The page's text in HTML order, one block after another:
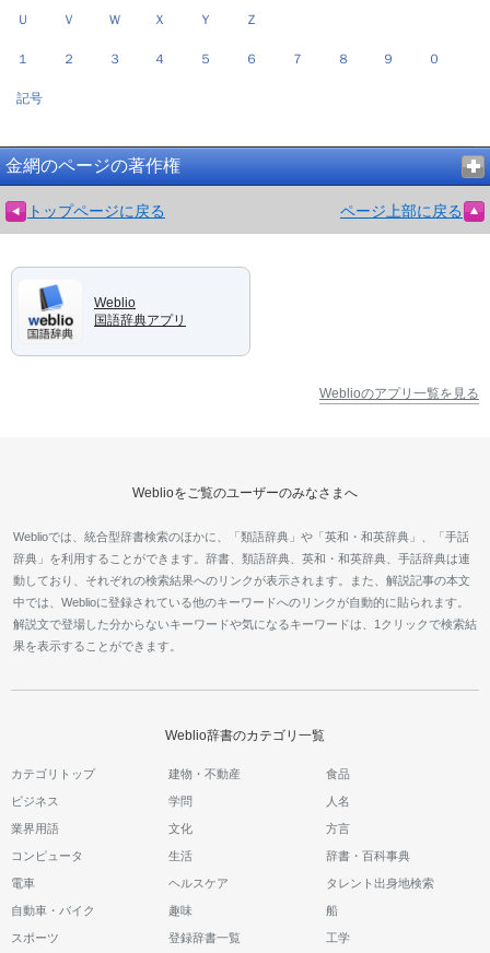
Ｕ Ｖ Ｗ Ｘ Ｙ Ｚ
１ ２ ３ ４ ５ ６ ７ ８ ９ ０
記号
金網のページの著作権
トップページに戻る ページ上部に戻る
Weblio
国語辞典アプリ
Weblioのアプリ一覧を見る
Weblioをご覧のユーザーのみなさまへ
Weblioでは、統合型辞書検索のほかに、「類語辞典」や「英和・和英辞典」、「手話
辞典」を利用することができます。辞書、類語辞典、英和・和英辞典、手話辞典は連
動しており、それぞれの検索結果へのリンクが表示されます。また、解説記事の本文
中では、Weblioに登録されている他のキーワードへのリンクが自動的に貼られます。
解説文で登場した分からないキーワードや気になるキーワードは、1クリックで検索結
果を表示することができます。
Weblio辞書のカテゴリ一覧
カテゴリトップ 建物・不動産 食品
ビジネス 学問 人名
業界用語 文化 方言
コンピュータ 生活 辞書・百科事典
電車 ヘルスケア タレント出身地検索
自動車・バイク 趣味 船
スポーツ 登録辞書一覧 工学